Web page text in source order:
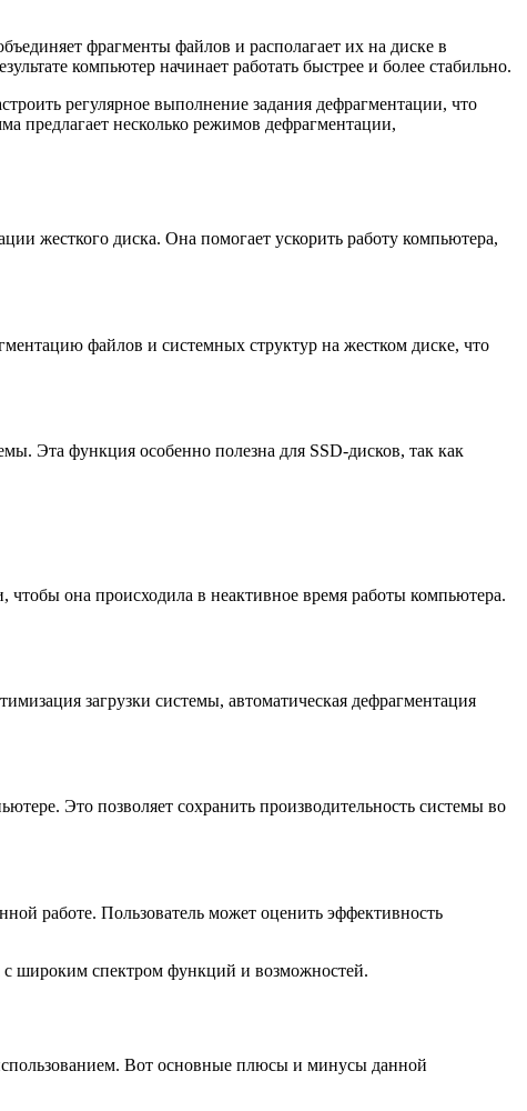
фрагменты файлов и располагает их на диске в
компьютер начинает работать быстрее и более стабильно.
регулярное выполнение задания дефрагментации, что
предлагает несколько режимов дефрагментации,
жесткого диска. Она помогает ускорить работу компьютера,
файлов и системных структур на жестком диске, что
Эта функция особенно полезна для SSD-дисков, так как
она происходила в неактивное время работы компьютера.
загрузки системы, автоматическая дефрагментация
Это позволяет сохранить производительность системы во
работе. Пользователь может оценить эффективность
широким спектром функций и возможностей.
Вот основные плюсы и минусы данной